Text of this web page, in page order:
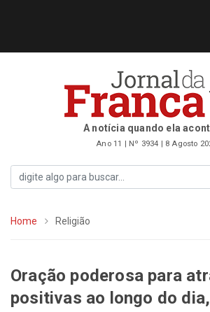
A notícia quando ela
Ano 11 | Nº 3934 | 8 Agosto
Home Religião
Oração poderosa para
positivas ao longo do